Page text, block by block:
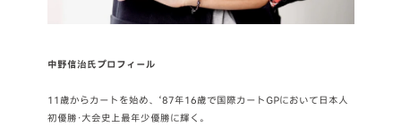
中野信治氏プロフィール
11歳からカートを始め、ʻ87年16歳で国際カートGPにおいて日本人
初優勝･大会史上最年少優勝に輝く。